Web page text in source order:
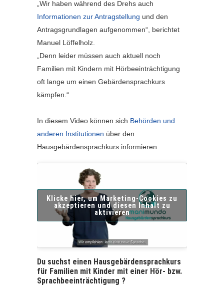
„Wir haben während des Drehs auch
Informationen zur Antragstellung und den
Antragsgrundlagen aufgenommen“, berichtet
Manuel Löffelholz.
„Denn leider müssen auch aktuell noch
Familien mit Kindern mit Hörbeeinträchtigung
oft lange um einen Gebärdensprachkurs
kämpfen.“
In diesem Video können sich Behörden und
anderen Institutionen über den
Hausgebärdensprachkurs informieren:
Klicke hier, um Marketing-Cookies zu
akzeptieren und diesen Inhalt zu
aktivieren
Du suchst einen Hausgebärdensprachkurs
für Familien mit Kinder mit einer Hör- bzw.
Sprachbeeinträchtigung ?